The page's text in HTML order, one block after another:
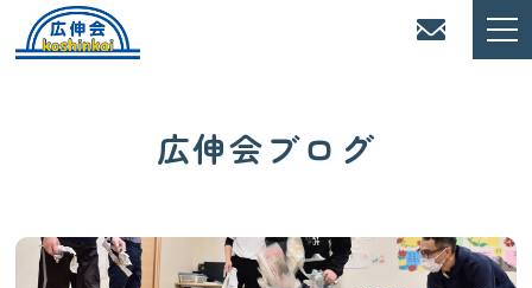
広伸会ブログ